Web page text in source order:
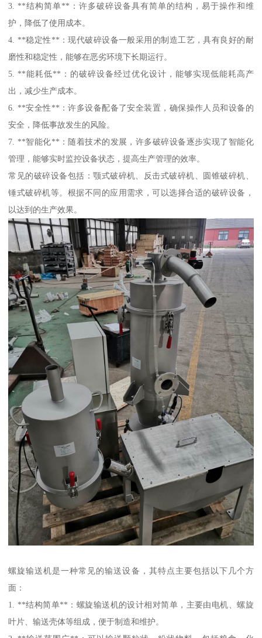
3. **结构简单**：许多破碎设备具有简单的结构，易于操作和维
护，降低了使用成本。
4. **稳定性**：现代破碎设备一般采用的制造工艺，具有良好的耐
磨性和稳定性，能够在恶劣环境下长期运行。
5. **能耗低**：的破碎设备经过优化设计，能够实现低能耗高产
出，减少生产成本。
6. **安全性**：许多设备配备了安全装置，确保操作人员和设备的
安全，降低事故发生的风险。
7. **智能化**：随着技术的发展，许多破碎设备逐步实现了智能化
管理，能够实时监控设备状态，提高生产管理的效率。
常见的破碎设备包括：颚式破碎机、反击式破碎机、圆锥破碎机、
锤式破碎机等。根据不同的应用需求，可以选择合适的破碎设备，
以达到的生产效果。
螺旋输送机是一种常见的输送设备，其特点主要包括以下几个方
面：
1. **结构简单**：螺旋输送机的设计相对简单，主要由电机、螺旋
叶片、输送壳体等组成，便于制造和维护。